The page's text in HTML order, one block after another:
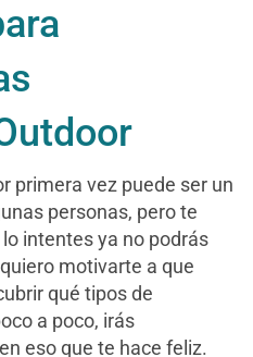
primera vez puede ser un
personas, pero te
intentes ya no podrás
motivarte a que
qué tipos de
a poco, irás
eso que te hace feliz.